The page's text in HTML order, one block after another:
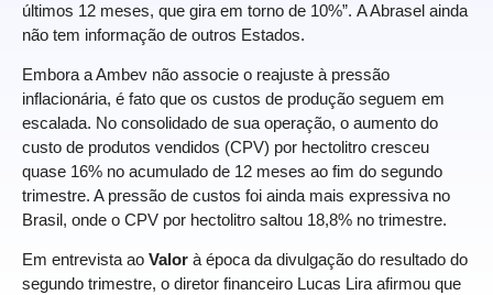
últimos 12 meses, que gira em torno de 10%”. A Abrasel ainda
não tem informação de outros Estados.
Embora a Ambev não associe o reajuste à pressão
inflacionária, é fato que os custos de produção seguem em
escalada. No consolidado de sua operação, o aumento do
custo de produtos vendidos (CPV) por hectolitro cresceu
quase 16% no acumulado de 12 meses ao fim do segundo
trimestre. A pressão de custos foi ainda mais expressiva no
Brasil, onde o CPV por hectolitro saltou 18,8% no trimestre.
Em entrevista ao Valor à época da divulgação do resultado do
segundo trimestre, o diretor financeiro Lucas Lira afirmou que